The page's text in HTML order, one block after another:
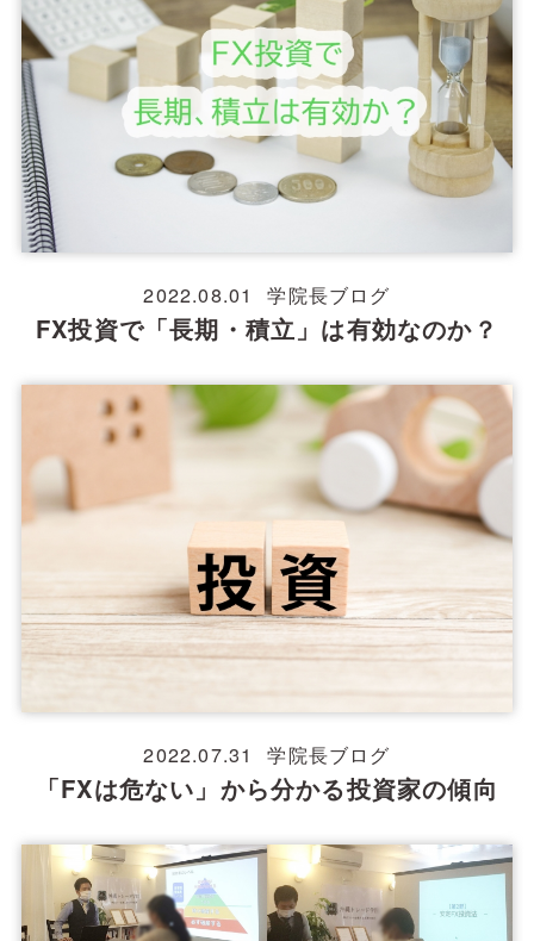
2022.08.01 学院長ブログ
FX投資で「長期・積立」は有効なのか？
2022.07.31 学院長ブログ
「FXは危ない」から分かる投資家の傾向